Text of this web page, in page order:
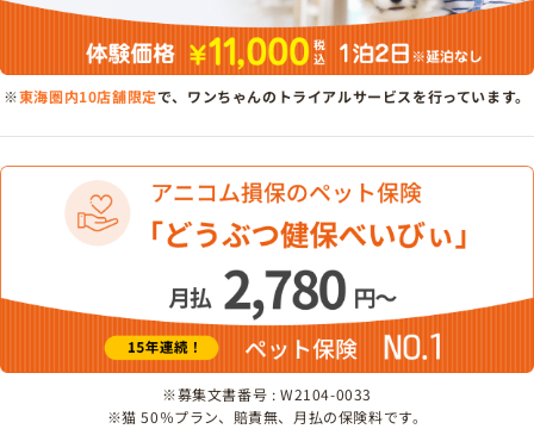
※東海圏内10店舗限定で、ワンちゃんのトライアルサービスを行っています。
※募集文書番号 : W2104-0033
※猫 50％プラン、賠責無、月払の保険料です。